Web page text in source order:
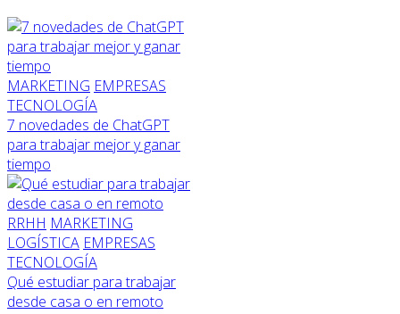
MARKETING EMPRESAS
TECNOLOGÍA
7 novedades de ChatGPT
para trabajar mejor y ganar
tiempo
RRHH MARKETING
LOGÍSTICA EMPRESAS
TECNOLOGÍA
Qué estudiar para trabajar
desde casa o en remoto